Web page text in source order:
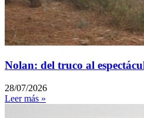
Nolan: del truco al
28/07/2026
Leer más »